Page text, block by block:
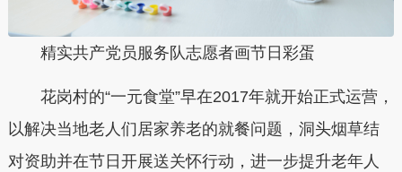
精实共产党员服务队志愿者画节日彩蛋
花岗村的“一元食堂”早在2017年就开始正式运营，
以解决当地老人们居家养老的就餐问题，洞头烟草结
对资助并在节日开展送关怀行动，进一步提升老年人